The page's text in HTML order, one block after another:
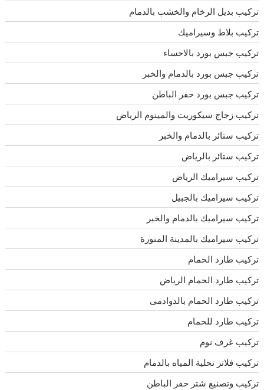
تركيب بديل الرخام والخشب بالدمام
تركيب بلاط وسيراميك
تركيب جبس بورد بالاحساء
تركيب جبس بورد بالدمام والخبر
تركيب جبس بورد حفر الباطن
تركيب زجاج سيكوريت والمينوم الرياض
تركيب ستائر بالدمام والخبر
تركيب ستائر بالرياض
تركيب سيراميك الرياض
تركيب سيراميك بالجبيل
تركيب سيراميك بالدمام والخبر
تركيب سيراميك بالمدينة المنورة
تركيب طارد الحمام
تركيب طارد الحمام الرياض
تركيب طارد الحمام بالدوادمى
تركيب طارد للحمام
تركيب غرف نوم
تركيب فلاتر تحلية المياه بالدمام
تركيب وتصنيع شتر حفر الباطن